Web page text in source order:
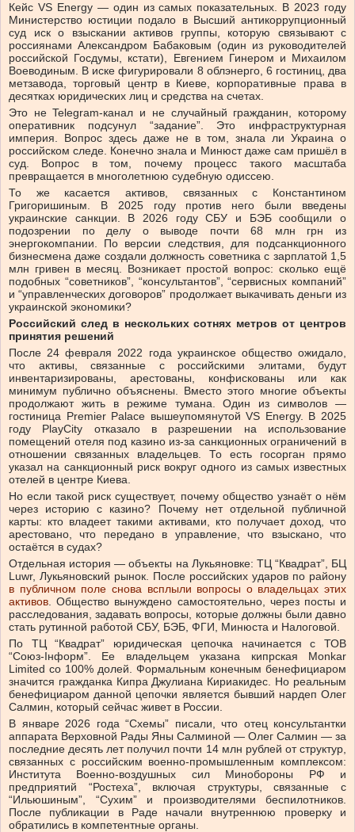
Кейс VS Energy — один из самых показательных. В 2023 году
Министерство юстиции подало в Высший антикоррупционный
суд иск о взыскании активов группы, которую связывают с
россиянами Александром Бабаковым (один из руководителей
российской Госдумы, кстати), Евгением Гинером и Михаилом
Воеводиным. В иске фигурировали 8 облэнерго, 6 гостиниц, два
метзавода, торговый центр в Киеве, корпоративные права в
десятках юридических лиц и средства на счетах.
Это не Telegram-канал и не случайный гражданин, которому
оперативник подсунул “задание”. Это инфраструктурная
империя. Вопрос здесь даже не в том, знала ли Украина о
российском следе. Конечно знала и Минюст даже сам пришёл в
суд. Вопрос в том, почему процесс такого масштаба
превращается в многолетнюю судебную одиссею.
То же касается активов, связанных с Константином
Григоришиным. В 2025 году против него были введены
украинские санкции. В 2026 году СБУ и БЭБ сообщили о
подозрении по делу о выводе почти 68 млн грн из
энергокомпании. По версии следствия, для подсанкционного
бизнесмена даже создали должность советника с зарплатой 1,5
млн гривен в месяц. Возникает простой вопрос: сколько ещё
подобных “советников”, “консультантов”, “сервисных компаний”
и “управленческих договоров” продолжает выкачивать деньги из
украинской экономики?
Российский след в нескольких сотнях метров от центров
принятия решений
После 24 февраля 2022 года украинское общество ожидало,
что активы, связанные с российскими элитами, будут
инвентаризированы, арестованы, конфискованы или как
минимум публично объяснены. Вместо этого многие объекты
продолжают жить в режиме тумана. Один из символов —
гостиница Premier Palace вышеупомянутой VS Energy. В 2025
году PlayCity отказало в разрешении на использование
помещений отеля под казино из-за санкционных ограничений в
отношении связанных владельцев. То есть госорган прямо
указал на санкционный риск вокруг одного из самых известных
отелей в центре Киева.
Но если такой риск существует, почему общество узнаёт о нём
через историю с казино? Почему нет отдельной публичной
карты: кто владеет такими активами, кто получает доход, что
арестовано, что передано в управление, что взыскано, что
остаётся в судах?
Отдельная история — объекты на Лукьяновке: ТЦ “Квадрат”, БЦ
Luwr, Лукьяновский рынок. После российских ударов по району
в публичном поле снова всплыли вопросы о владельцах этих
активов . Общество вынуждено самостоятельно, через посты и
расследования, задавать вопросы, которые должны были давно
стать рутинной работой СБУ, БЭБ, ФГИ, Минюста и Налоговой.
По ТЦ “Квадрат” юридическая цепочка начинается с ТОВ
“Союз-Інформ”. Ее владельцем указана кипрская Monkar
Limited со 100% долей. Формальным конечным бенефициаром
значится гражданка Кипра Джулиана Кириакидес. Но реальным
бенефициаром данной цепочки является бывший нардеп Олег
Салмин, который сейчас живет в России.
В январе 2026 года “Схемы” писали, что отец консультантки
аппарата Верховной Рады Яны Салминой — Олег Салмин — за
последние десять лет получил почти 14 млн рублей от структур,
связанных с российским военно-промышленным комплексом:
Института Военно-воздушных сил Минобороны РФ и
предприятий “Ростеха”, включая структуры, связанные с
“Ильюшиным”, “Сухим” и производителями беспилотников.
После публикации в Раде начали внутреннюю проверку и
обратились в компетентные органы.